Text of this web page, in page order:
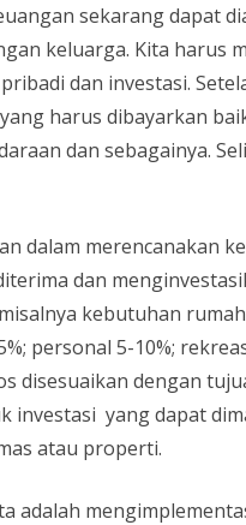
sekarang dapat
keluarga. Kita harus
dan investasi.
harus dibayarkan
dan sebagainya.
dalam merencanakan
dan
kebutuhan
personal 5-10%;
disesuaikan dengan
investasi yang dapat
atau properti.
adalah